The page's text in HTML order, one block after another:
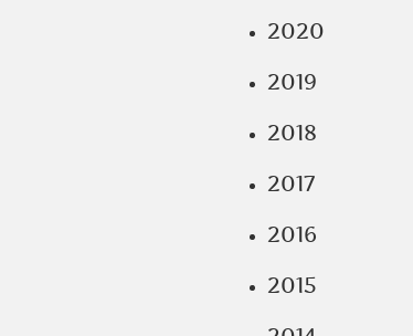
2020
2019
2018
2017
2016
2015